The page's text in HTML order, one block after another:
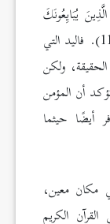
يُبَايِعُونَكَ
إِنَّمَا يُبَايِعُونَ اللَّهَ يدُ اللهِ فوقَ أيدِيهُم[(الفتح: 11). فاليد التي
ولكن
أن المؤمن
أيضًا حيثما
مكان معين،
الكريم